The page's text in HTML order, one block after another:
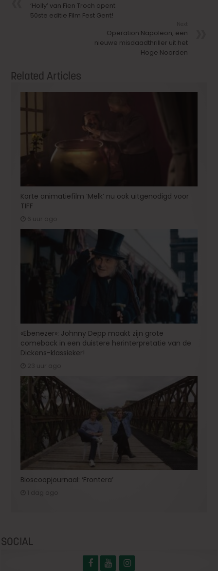
‘Holly’ van Fien Troch opent
50ste editie Film Fest Gent!
Operation Napoleon, een
nieuwe misdaadthriller uit het
Hoge Noorden
Related Articles
Korte animatiefilm ‘Melk’ nu ook uitgenodigd voor
TIFF
6 uur ago
«Ebenezer»: Johnny Depp maakt zijn grote
comeback in een duistere herinterpretatie van de
Dickens-klassieker!
23 uur ago
Bioscoopjournaal: ‘Frontera’
SOCIAL